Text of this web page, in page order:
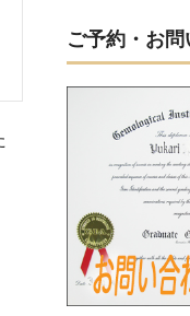
ご予約・お